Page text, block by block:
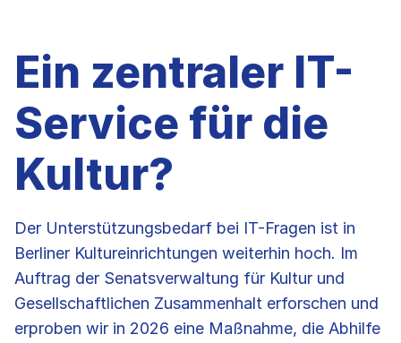
Ein zentraler IT-
Service für die
Kultur?
Der Unterstützungsbedarf bei IT-Fragen ist in
Berliner Kultureinrichtungen weiterhin hoch. Im
Auftrag der Senatsverwaltung für Kultur und
Gesellschaftlichen Zusammenhalt erforschen und
erproben wir in 2026 eine Maßnahme, die Abhilfe